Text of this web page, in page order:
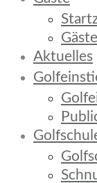
Aktuelles